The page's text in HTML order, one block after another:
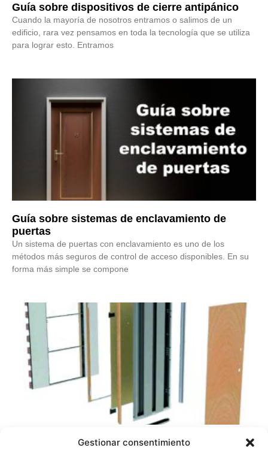
Gestionar consentimiento
Guía sobre dispositivos de cierre antipánico
Cuando la mayoría de nosotros entramos o salimos de un
edificio, rara vez pensamos en toda la tecnología que se utiliza
para lograr esto. Entramos
Guía sobre sistemas de enclavamiento de
puertas
Un sistema de puertas con enclavamiento es uno de los
métodos más seguros de control de acceso disponibles. En su
forma más simple se compone
¿Cuál es la puerta más segura?